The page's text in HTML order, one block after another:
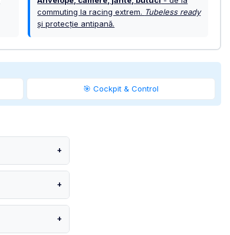
commuting la racing extrem. Tubeless ready
și protecție antipană.
🎯 Cockpit & Control
+
+
+